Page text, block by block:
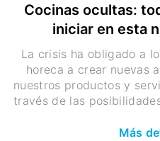
Cocinas ocultas:
iniciar en esta
La crisis ha obligado a
horeca a crear nuevas
nuestros productos y
través de las
Más